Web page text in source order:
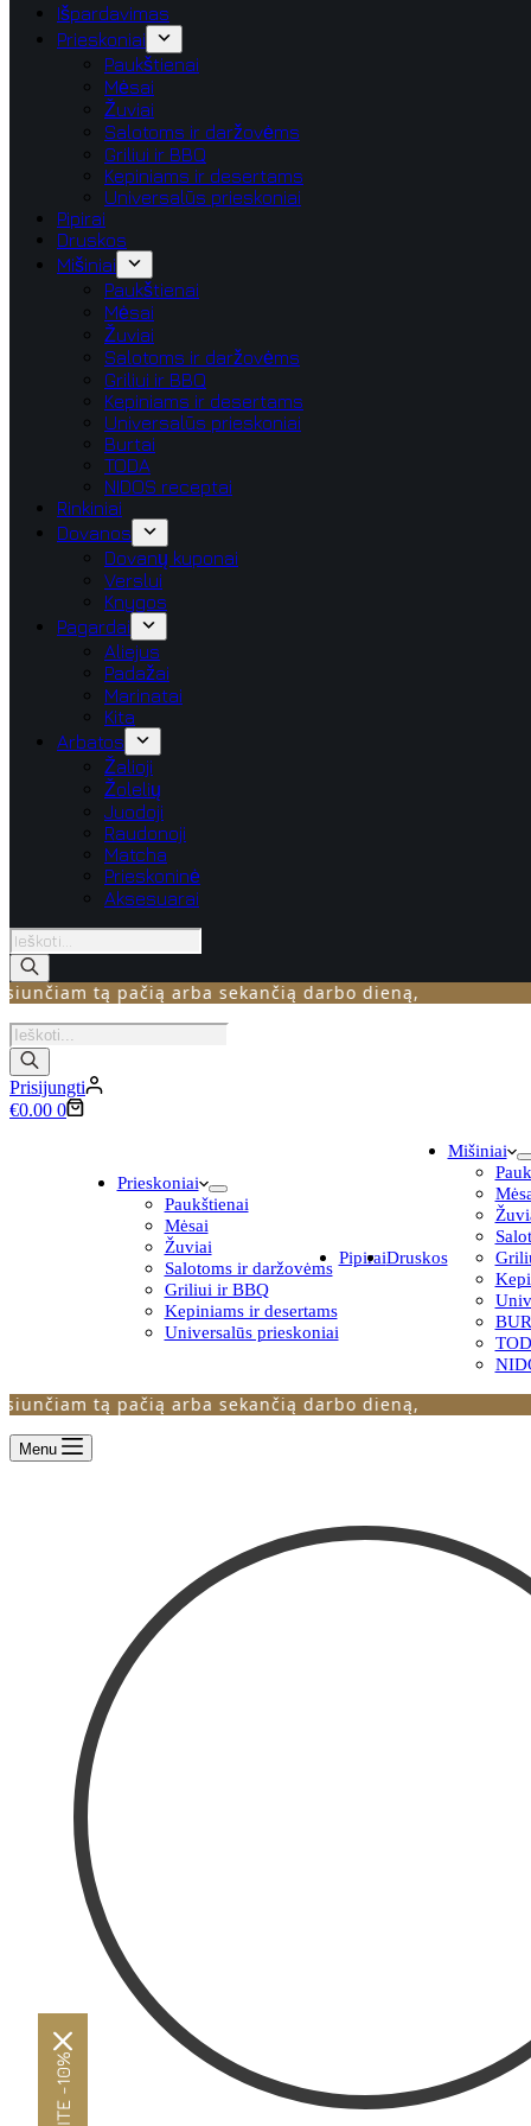
Išpardavimas
Prieskoniai
Paukštienai
Mėsai
Žuviai
Salotoms ir daržovėms
Griliui ir BBQ
Kepiniams ir desertams
Universalūs prieskoniai
Pipirai
Druskos
Mišiniai
Paukštienai
Mėsai
Žuviai
Salotoms ir daržovėms
Griliui ir BBQ
Kepiniams ir desertams
Universalūs prieskoniai
Burtai
TODA
NIDOS receptai
Rinkiniai
Dovanos
Dovanų kuponai
Verslui
Knygos
Pagardai
Aliejus
Padažai
Marinatai
Kita
Arbatos
Žalioji
Žolelių
Juodoji
Raudonoji
Matcha
Prieskoninė
Aksesuarai
Products
search
tą pačią arba sekančią darbo dieną,
Products
search
Prisijungti
Krepšelis
€0.00 0
Prieskoniai
Paukštienai
Mėsai
Žuviai
Salotoms ir daržovėms
Griliui ir BBQ
Kepiniams ir desertams
Universalūs prieskoniai
PipiraiDruskos
Mišiniai
tą pačią arba sekančią darbo dieną,
Menu